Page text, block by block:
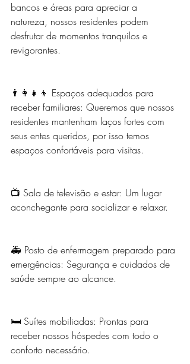
bancos e áreas para apreciar a
natureza, nossos residentes podem
desfrutar de momentos tranquilos e
revigorantes.
👨‍👩‍👧‍👦 Espaços adequados para
receber familiares: Queremos que nossos
residentes mantenham laços fortes com
seus entes queridos, por isso temos
espaços confortáveis para visitas.
📺 Sala de televisão e estar: Um lugar
aconchegante para socializar e relaxar.
🚑 Posto de enfermagem preparado para
emergências: Segurança e cuidados de
saúde sempre ao alcance.
🛏️ Suítes mobiliadas: Prontas para
receber nossos hóspedes com todo o
conforto necessário.